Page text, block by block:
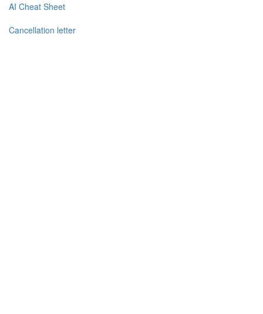
AI Cheat Sheet
Cancellation letter